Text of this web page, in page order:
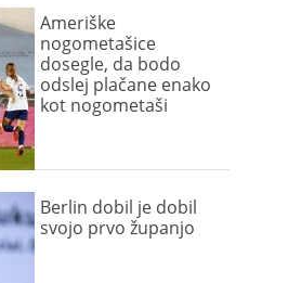
Ameriške
nogometašice
dosegle, da bodo
odslej plačane enako
kot nogometaši
Berlin dobil je dobil
svojo prvo županjo